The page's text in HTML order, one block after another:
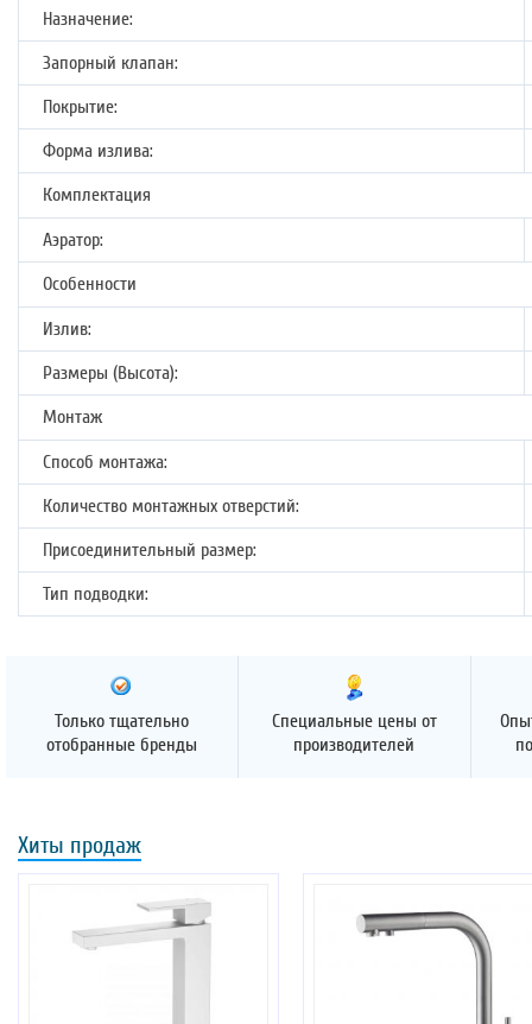
Назначение:
Запорный клапан:
Покрытие:
Форма излива:
Комплектация
Аэратор:
Особенности
Излив:
Размеры (Высота):
Монтаж
Способ монтажа:
Количество монтажных отверстий:
Присоединительный размер:
Тип подводки:
Только тщательно
отобранные бренды
Специальные цены от
производителей
Хиты продаж